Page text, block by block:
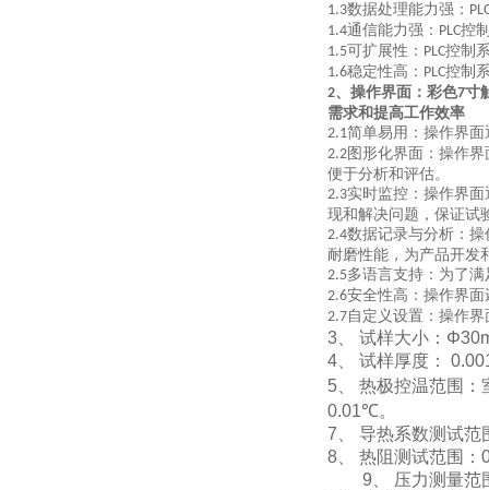
1.3数据处理能力强：
1.4通信能力强： PLC控
1.5可扩展性： PLC控制
1.6稳定性高： PLC控制
2、操作界面：彩色7寸
需求和提高工作效率
2.1简单易用：操作界
2.2图形化界面： 操作界
便于分析和评估。
2.3实时监控：操作界
现和解决问题，保证试
2.4数据记录与分析：
耐磨性能，为产品开发
2.5多语言支持：为了
2.6安全性高：操作界
2.7自定义设置：操作
3 试样大小：
4
试样厚度：
5
热极控温范围：
0.01℃。
7
导热系数测试范
8
热阻测试范围：
9
压力测量范